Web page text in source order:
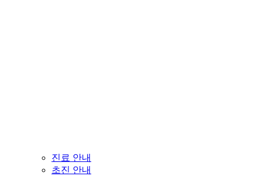
진료 안내
초진 안내